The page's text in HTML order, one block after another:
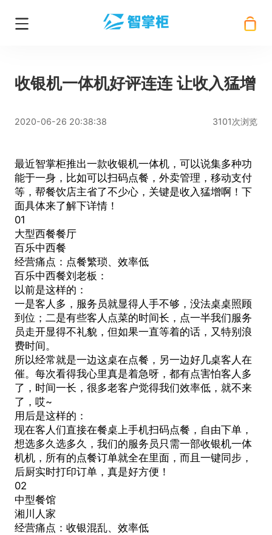
收银机一体机好评连连 让收入猛增
2020-06-26 20:38:38 3101次浏览
最近智掌柜推出一款收银机一体机，可以说集多种功
能于一身，比如可以扫码点餐，外卖管理，移动支付
等，帮餐饮店主省了不少心，关键是收入猛增啊！下
面具体来了解下详情！
01
大型西餐餐厅
百乐中西餐
经营痛点：点餐繁琐、效率低
百乐中西餐刘老板：
以前是这样的：
一是客人多，服务员就显得人手不够，没法桌桌照顾
到位；二是有些客人点菜的时间长，点一半我们服务
员走开显得不礼貌，但如果一直等着的话，又特别浪
费时间。
所以经常就是一边这桌在点餐，另一边好几桌客人在
催。每次看得我心里真是着急呀，都有点害怕客人多
了，时间一长，很多老客户觉得我们效率低，就不来
了，哎~
用后是这样的：
现在客人们直接在餐桌上手机扫码点餐 ，自由下单，
想选多久选多久，我们的服务员只需一部收银机一体
机机，所有的点餐订单就全在里面，而且一键同步，
后厨实时打印订单，真是好方便！
02
中型餐馆
湘川人家
经营痛点：收银混乱、效率低